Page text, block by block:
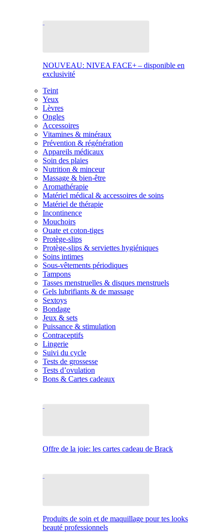
NOUVEAU: NIVEA FACE+ – disponible en
exclusivité
Teint
Yeux
Lèvres
Ongles
Accessoires
Vitamines & minéraux
Prévention & régénération
Appareils médicaux
Soin des plaies
Nutrition & minceur
Massage & bien-être
Aromathérapie
Matériel médical & accessoires de soins
Matériel de thérapie
Incontinence
Mouchoirs
Ouate et coton-tiges
Protège-slips
Protège-slips & serviettes hygiéniques
Soins intimes
Sous-vêtements périodiques
Tampons
Tasses menstruelles & disques menstruels
Gels lubrifiants & de massage
Sextoys
Bondage
Jeux & sets
Puissance & stimulation
Contraceptifs
Lingerie
Suivi du cycle
Tests de grossesse
Tests d’ovulation
Bons & Cartes cadeaux
Offre de la joie: les cartes cadeau de Brack
Produits de soin et de maquillage pour tes looks
beauté professionnels